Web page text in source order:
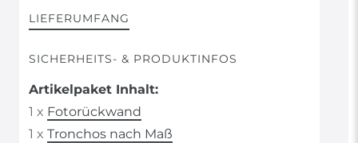
LIEFERUMFANG
SICHERHEITS- & PRODUKTINFOS
Artikelpaket Inhalt:
1 x Fotorückwand
1 x Tronchos nach Maß